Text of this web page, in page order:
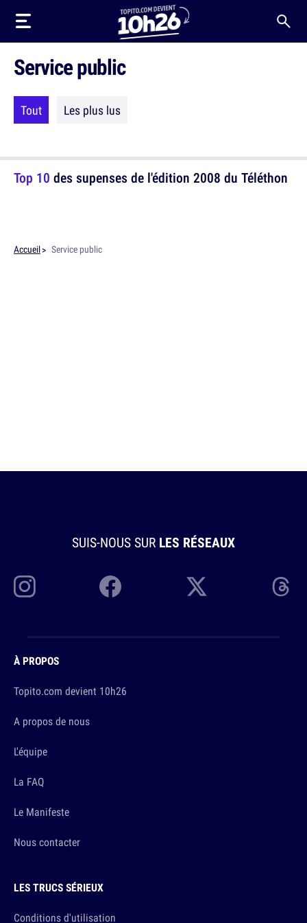
Service public
Tout Les plus lus
Top 10 des supenses de l'édition 2008 du Téléthon
Accueil Service public
SUIS-NOUS SUR LES RÉSEAUX
À PROPOS
Topito.com devient 10h26
A propos de nous
L'équipe
La FAQ
Le Manifeste
Nous contacter
LES TRUCS SÉRIEUX
Conditions d'utilisation